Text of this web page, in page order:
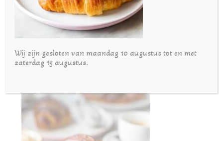
Wij zijn gesloten van maandag 10 augustus tot en met
zaterdag 15 augustus.